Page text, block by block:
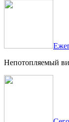
Непотопляемый